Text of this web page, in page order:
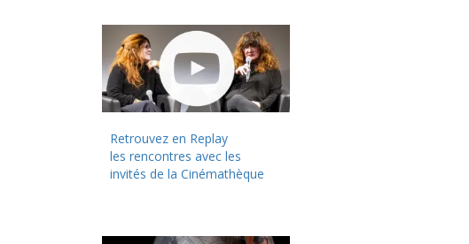
Retrouvez en Replay
les rencontres avec les
invités de la Cinémathèque